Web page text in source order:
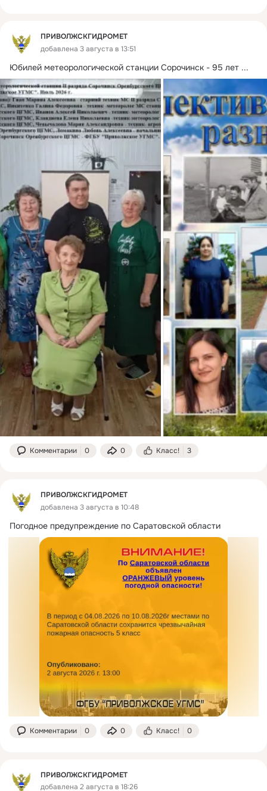
ПРИВОЛЖСКГИДРОМЕТ
добавлена 3 августа в 13:51
Юбилей метеорологической станции Сорочинск - 95 лет ...
Комментарии 0 0 Класс! 3
ПРИВОЛЖСКГИДРОМЕТ
добавлена 3 августа в 10:48
Погодное предупреждение по Саратовской области
Комментарии 0 0 Класс! 0
ПРИВОЛЖСКГИДРОМЕТ
добавлена 2 августа в 18:26